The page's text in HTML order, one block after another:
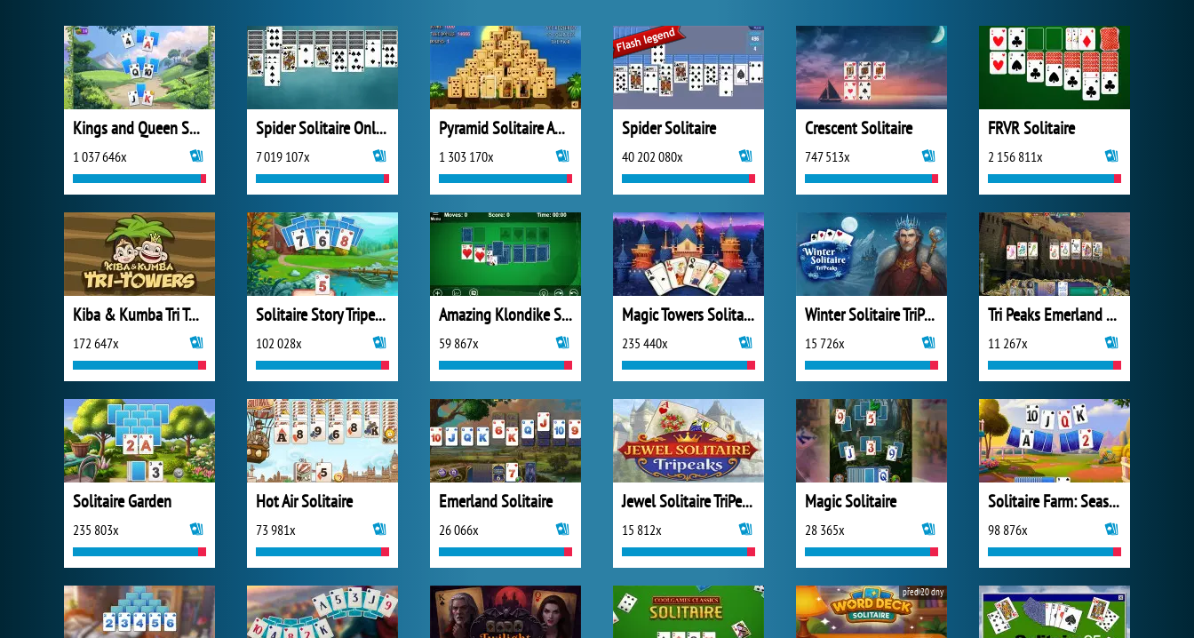
Kings and Queen Solitaire Tripeaks
1 037 646x
Spider Solitaire Online
7 019 107x
Pyramid Solitaire Ancient Egypt
1 303 170x
Spider Solitaire
40 202 080x
Crescent Solitaire
747 513x
FRVR Solitaire
2 156 811x
Kiba & Kumba Tri Towers Solitaire
172 647x
Solitaire Story Tripeaks 4
102 028x
Amazing Klondike Solitaire
59 867x
Magic Towers Solitaire
235 440x
Winter Solitaire TriPeaks
15 726x
Tri Peaks Emerland Solitaire
11 267x
Solitaire Garden
235 803x
Hot Air Solitaire
73 981x
Emerland Solitaire
26 066x
Jewel Solitaire TriPeaks
15 812x
Magic Solitaire
28 365x
Solitaire Farm: Seasons 2
98 876x
před 20 dny